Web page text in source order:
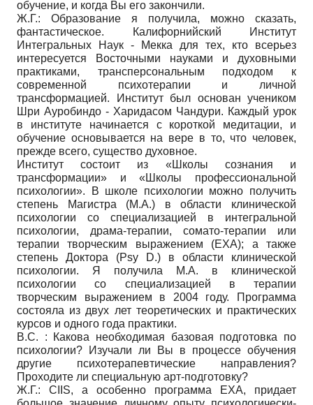
обучение, и когда Вы его закончили.
Ж.Г.: Образование я получила, можно сказать,
фантастическое. Калифорнийский Институт
Интегральных Наук - Мекка для тех, кто всерьез
интересуется Восточными науками и духовными
практиками, трансперсональным подходом к
современной психотерапии и личной
трансформацией. Институт был основан учеником
Шри Ауробиндо - Харидасом Чандури. Каждый урок
в институте начинается с короткой медитации, и
обучение основывается на вере в то, что человек,
прежде всего, существо духовное.
Институт состоит из «Школы сознания и
трансформации» и «Школы профессиональной
психологии». В школе психологии можно получить
степень Магистра (М.А.) в области клинической
психологии со специализацией в интегральной
психологии, драма-терапии, сомато-терапии или
терапии творческим выражением (ЕХА); а также
степень Доктора (Psy D.) в области клинической
психологии. Я получила М.А. в клинической
психологии со специализацией в терапии
творческим выражением в 2004 году. Программа
состояла из двух лет теоретических и практических
курсов и одного года практики.
В.С. : Какова необходимая базовая подготовка по
психологии? Изучали ли Вы в процессе обучения
другие психотерапевтические направления?
Проходите ли специальную арт-подготовку?
Ж.Г.: CIIS, а особенно программа ЕХА, придает